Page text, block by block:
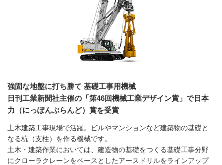
強固な地盤に打ち勝て 基礎工事用機械
日刊工業新聞社主催の「第46回機械工業デザイン賞」で日本
力（にっぽんぶらんど）賞を受賞
土木建築工事現場で活躍。ビルやマンションなど建築物の基礎と
なる杭（支柱）を作る機械です。
土木・建築作業においては、建造物の基礎をつくる基礎工事分野
にクローラクレーンをベースとしたアースドリルをラインアップ